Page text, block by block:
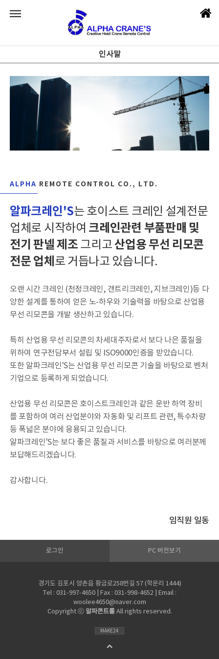
인사말
ALPHA REMOTE CONTROL CO., LTD.
알파크레인'S는 호이스트 크레인 설계전문
업체로 시작하여 크레인관련 부품판매 및
전기 판넬 제조 그리고산업용 무선 리모콘
전문 업체 로 거듭나고 있습니다.
오랜 시간 크레인 (천정크레인, 갠트리크레인, 지브크레인)등 다
양한 설계를 통하여 얻은 노-하우와 기술력을 바탕으로 산업용
무선 리모콘을 개발 생산하고 있습니다.
특히 산업용 무선 리모콘의 차세대주자로서 보다 나은 품질을
위하여 연구전담부서 설립 및 ISO9000인증을 받았습니다.
또한 알파크레인'S는 산업용 무선 리모콘 기술을 바탕으로 벤처
기업으로 등록하게 되었습니다.
산업용 무선 리모콘은 호이스트크레인과 같은 운반 하역 장비
를 포함하여 여러 산업분야와 자동화 및 리프트 관련, 특수차량
등 폭넓은 분야에 응용되고 있습니다.
알파크레인'S는 보다 좋은 품질과 서비스를 바탕으로 여러분께
보답해드리겠습니다.
감사합니다.
임직원 일동
로그인 PC 버전보기
경기도 김포시 양촌읍 황금로258번길 57 (학운리 1444)
Tel : 031-997-4650 | Fax : 031-998-4652 | Email :
woolee4650@naver.com
Copyright ⓒ 알파콘트롤All rights reserved.
MAKE24